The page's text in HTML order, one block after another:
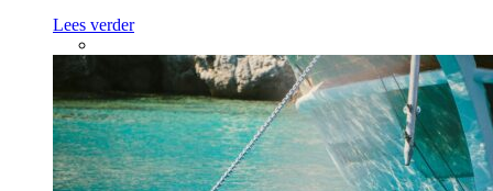
Lees verder